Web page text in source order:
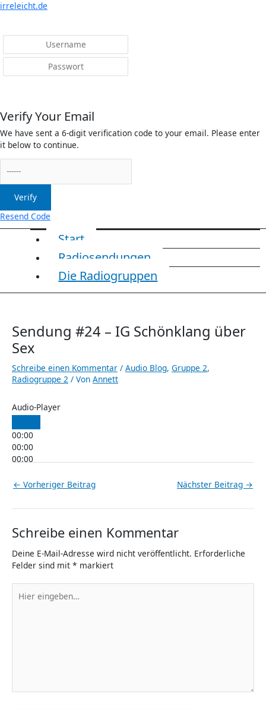
irreleicht.de
Verify Your Email
We have sent a 6-digit verification code to your email. Please enter
it below to continue.
Verify
Resend Code
Menü
Start
Radiosendungen
Die Radiogruppen
Sendung #24 – IG Schönklang über
Sex
Schreibe einen Kommentar / Audio Blog, Gruppe 2,
Radiogruppe 2 / Von Annett
Audio-Player
00:00
00:00
00:00
← Vorheriger Beitrag Nächster Beitrag →
Schreibe einen Kommentar
Deine E-Mail-Adresse wird nicht veröffentlicht. Erforderliche
Felder sind mit * markiert
eingeben…